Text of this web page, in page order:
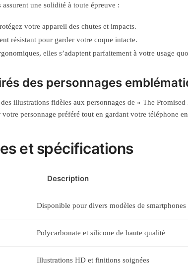
une solidité à toute épreuve :
votre appareil des chutes et impacts.
résistant pour garder votre coque intacte.
elles s’adaptent parfaitement à votre usage
des personnages
illustrations fidèles aux personnages de « The
personnage préféré tout en gardant votre téléphone
et spécifications
Description
Disponible pour divers modèles de smartphones
Polycarbonate et silicone de haute qualité
Illustrations HD et finitions soignées